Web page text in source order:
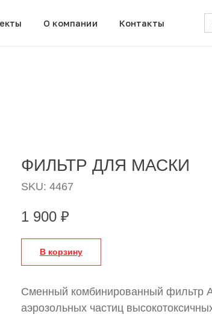
О компании Контакты
ФИЛЬТР ДЛЯ МАСКИ
SKU: 4467
1 900 ₽
В корзину
Сменный комбинированный фильтр
аэрозольных частиц